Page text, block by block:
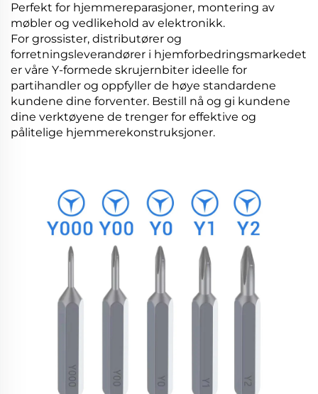
Perfekt for hjemmereparasjoner, montering av
møbler og vedlikehold av elektronikk.
For grossister, distributører og
forretningsleverandører i hjemforbedringsmarkedet
er våre Y-formede skrujernbiter ideelle for
partihandler og oppfyller de høye standardene
kundene dine forventer. Bestill nå og gi kundene
dine verktøyene de trenger for effektive og
pålitelige hjemmerekonstruksjoner.